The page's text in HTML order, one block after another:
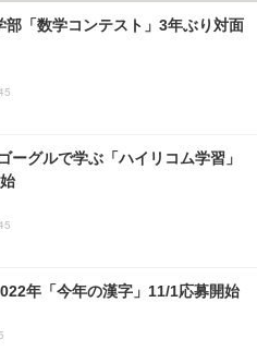
部「数学コンテスト」3年ぶり対面
ーグルで学ぶ「ハイリコム学習」
年「今年の漢字」11/1応募開始